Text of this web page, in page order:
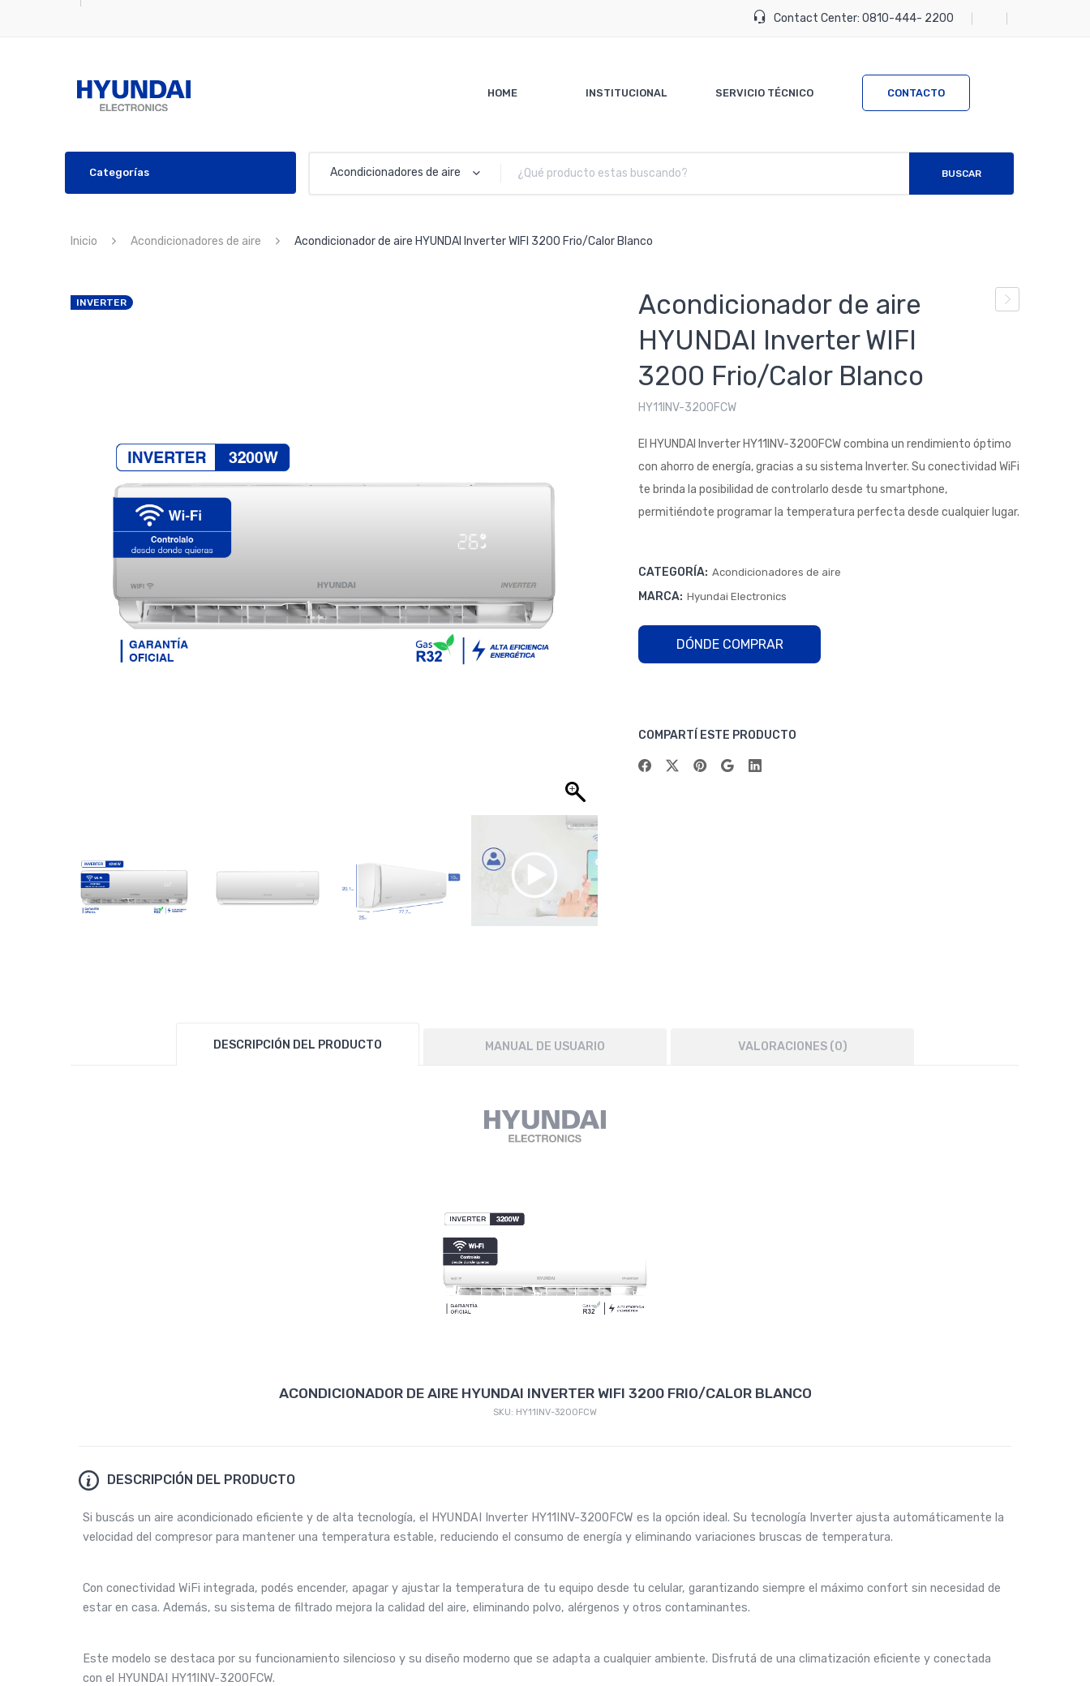
Contact Center: 0810-444- 2200
HOME INSTITUCIONAL SERVICIO TÉCNICO CONTACTO
Categorías Acondicionadores de aire BUSCAR
Inicio Acondicionadores de aire Acondicionador de aire HYUNDAI Inverter WIFI 3200 Frio/Calor Blanco
INVERTER
Acondicionador de aire
HYUNDAI Inverter WIFI
3200 Frio/Calor Blanco
HY11INV-3200FCW
El HYUNDAI Inverter HY11INV-3200FCW combina un rendimiento óptimo
con ahorro de energía, gracias a su sistema Inverter. Su conectividad WiFi
te brinda la posibilidad de controlarlo desde tu smartphone,
permitiéndote programar la temperatura perfecta desde cualquier lugar.
CATEGORÍA: Acondicionadores de aire
MARCA: Hyundai Electronics
COMPARTÍ ESTE PRODUCTO
DESCRIPCIÓN DEL PRODUCTO MANUAL DE USUARIO VALORACIONES (0)
ACONDICIONADOR DE AIRE HYUNDAI INVERTER WIFI 3200 FRIO/CALOR BLANCO
SKU: HY11INV-3200FCW
DESCRIPCIÓN DEL PRODUCTO
Si buscás un aire acondicionado eficiente y de alta tecnología, el HYUNDAI Inverter HY11INV-3200FCW es la opción ideal. Su tecnología Inverter ajusta automáticamente la
velocidad del compresor para mantener una temperatura estable, reduciendo el consumo de energía y eliminando variaciones bruscas de temperatura.
Con conectividad WiFi integrada, podés encender, apagar y ajustar la temperatura de tu equipo desde tu celular, garantizando siempre el máximo confort sin necesidad de
estar en casa. Además, su sistema de filtrado mejora la calidad del aire, eliminando polvo, alérgenos y otros contaminantes.
Este modelo se destaca por su funcionamiento silencioso y su diseño moderno que se adapta a cualquier ambiente. Disfrutá de una climatización eficiente y conectada
con el HYUNDAI HY11INV-3200FCW.